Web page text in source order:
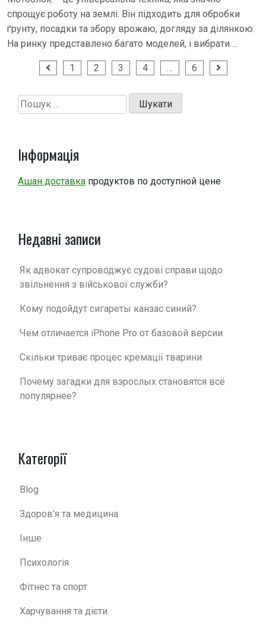
спрощує роботу на землі. Він підходить для обробки
ґрунту, посадки та збору врожаю, догляду за ділянкою.
На ринку представлено багато моделей, і вибрати….
Навігація
1 2 3 4 … 6
Пошук:
Інформація
Ашан доставка продуктов по доступной цене
Недавні записи
Як адвокат супроводжує судові справи щодо
звільнення з військової служби?
Кому подойдут сигареты канзас синий?
Чем отличается iPhone Pro от базовой версии
Скільки триває процес кремації тварини
Почему загадки для взрослых становятся всё
популярнее?
Категорії
Blog
Здоров'я та медицина
Інше
Психологія
Фітнес та спорт
Харчування та дієти